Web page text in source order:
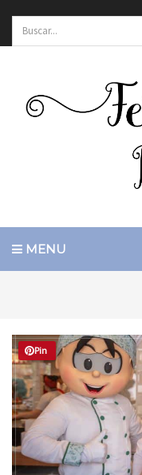
MENU
Pin